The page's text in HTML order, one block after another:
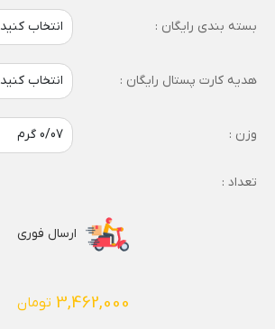
بسته بندی رایگان :
هدیه کارت پستال رایگان : انتخاب کنید
وزن :
تعداد :
ارسال فوری
3,462,000 تومان